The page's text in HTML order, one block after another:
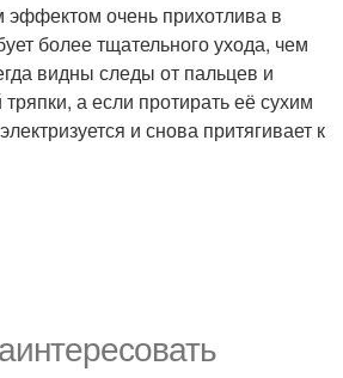
очень прихотлива в
более тщательного ухода, чем
видны следы от пальцев и
а если протирать её сухим
и снова притягивает к